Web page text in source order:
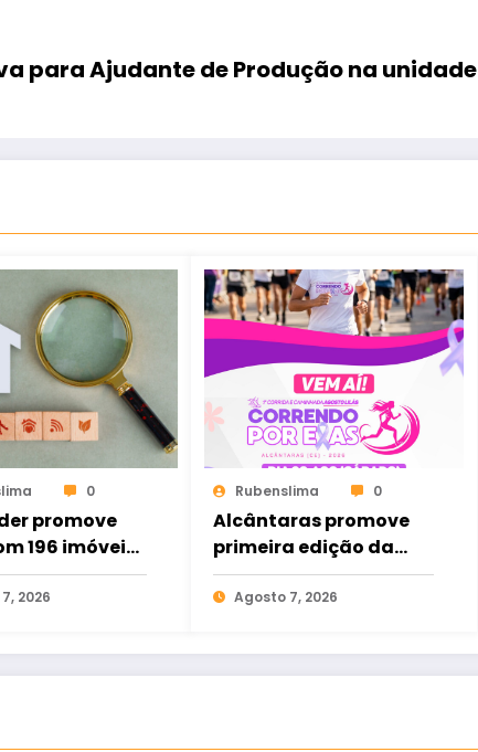
para Ajudante de Produção na unidade
0
promove
196 imóveis;
no Ceará
2026
Rubenslima 0
Alcântaras promove
primeira edição da
corrida e caminhada
“Correndo por Elas”
Agosto 7, 2026